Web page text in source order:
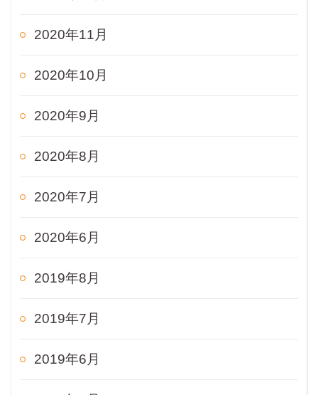
2020年11月
2020年10月
2020年9月
2020年8月
2020年7月
2020年6月
2019年8月
2019年7月
2019年6月